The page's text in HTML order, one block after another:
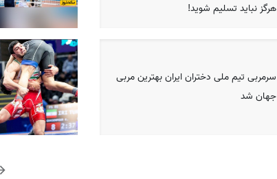
هرگز نباید تسلیم شوید!
سرمربی تیم ملی دختران ایران بهترین مربی
جهان شد